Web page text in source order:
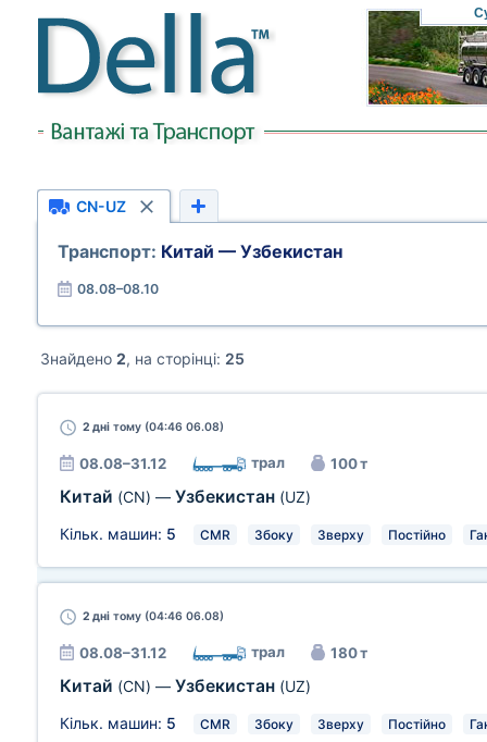
CN-UZ
Транспорт: Китай — Узбекистан
08.08–08.10
Знайдено 2, на сторінці: 25
2 дні тому (04:46 06.08)
08.08–31.12 трал 100 т
Китай (CN) — Узбекистан (UZ)
Кільк. машин: 5 CMR Збоку Зверху Постійно
2 дні тому (04:46 06.08)
08.08–31.12 трал 180 т
Китай (CN) — Узбекистан (UZ)
Кільк. машин: 5 CMR Збоку Зверху Постійно